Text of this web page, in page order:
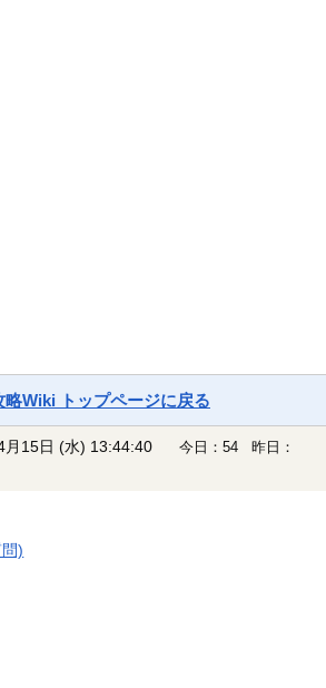
略Wiki トップページに戻る
月15日 (水) 13:44:40
今日：54 昨日：
)